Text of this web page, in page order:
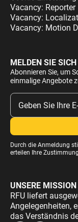
Vacancy: Reporter
Vacancy:
Vacancy: Motion
MELDEN SIE
Abonnieren Sie, um
einmalige Angebote
Durch die Anmeldung
erteilen Ihre
UNSERE MISSION
RFU liefert
Angelegenheiten,
das Verständnis